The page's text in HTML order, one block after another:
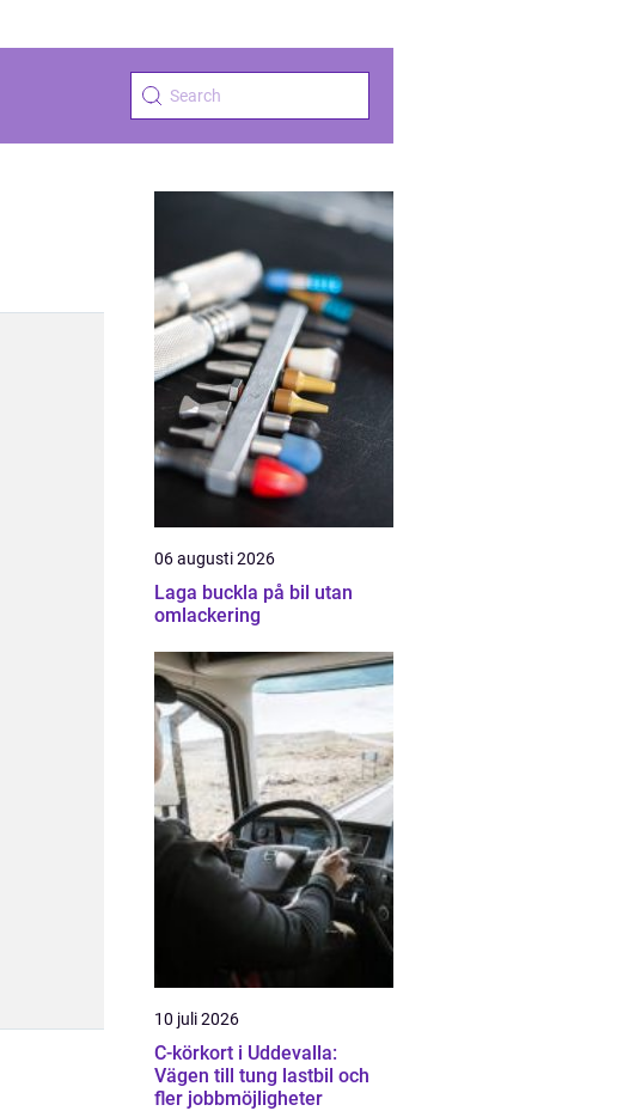
06 augusti 2026
Laga buckla på bil utan
omlackering
10 juli 2026
C-körkort i Uddevalla:
Vägen till tung lastbil och
fler jobbmöjligheter